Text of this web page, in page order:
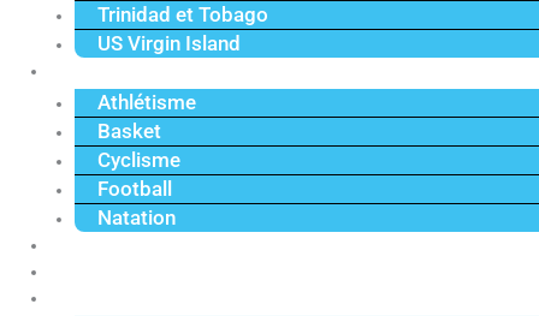
Trinidad et Tobago
US Virgin Island
Athlétisme
Basket
Cyclisme
Football
Natation